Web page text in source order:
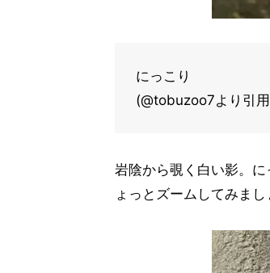
にっこり
(@tobuzoo7より引
岩陰から覗く白い影。
ょっとズームしてみまし